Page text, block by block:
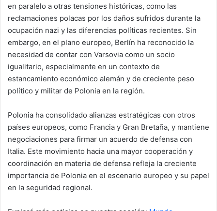
en paralelo a otras tensiones históricas, como las
reclamaciones polacas por los daños sufridos durante la
ocupación nazi y las diferencias políticas recientes. Sin
embargo, en el plano europeo, Berlín ha reconocido la
necesidad de contar con Varsovia como un socio
igualitario, especialmente en un contexto de
estancamiento económico alemán y de creciente peso
político y militar de Polonia en la región.
Polonia ha consolidado alianzas estratégicas con otros
países europeos, como Francia y Gran Bretaña, y mantiene
negociaciones para firmar un acuerdo de defensa con
Italia. Este movimiento hacia una mayor cooperación y
coordinación en materia de defensa refleja la creciente
importancia de Polonia en el escenario europeo y su papel
en la seguridad regional.